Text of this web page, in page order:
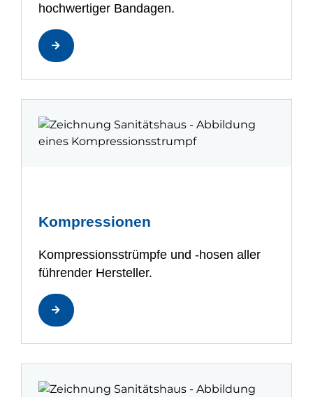
hochwertiger Bandagen.
Kompressionen
Kompressionsstrümpfe und -hosen aller
führender Hersteller.